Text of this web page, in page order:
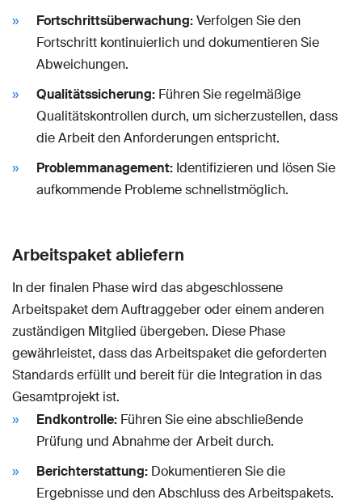
Fortschrittsüberwachung:Verfolgen Sie den
Fortschritt kontinuierlich und dokumentieren Sie
Abweichungen.
Qualitätssicherung: Führen Sie regelmäßige
Qualitätskontrollen durch, um sicherzustellen, dass
die Arbeit den Anforderungen entspricht.
Problemmanagement: Identifizieren und lösen Sie
aufkommende Probleme schnellstmöglich.
Arbeitspaket abliefern
In der finalen Phase wird das abgeschlossene
Arbeitspaket dem Auftraggeber oder einem anderen
zuständigen Mitglied übergeben. Diese Phase
gewährleistet, dass das Arbeitspaket die geforderten
Standards erfüllt und bereit für die Integration in das
Gesamtprojekt ist.
Endkontrolle: Führen Sie eine abschließende
Prüfung und Abnahme der Arbeit durch.
Berichterstattung: Dokumentieren Sie die
Ergebnisse und den Abschluss des Arbeitspakets.